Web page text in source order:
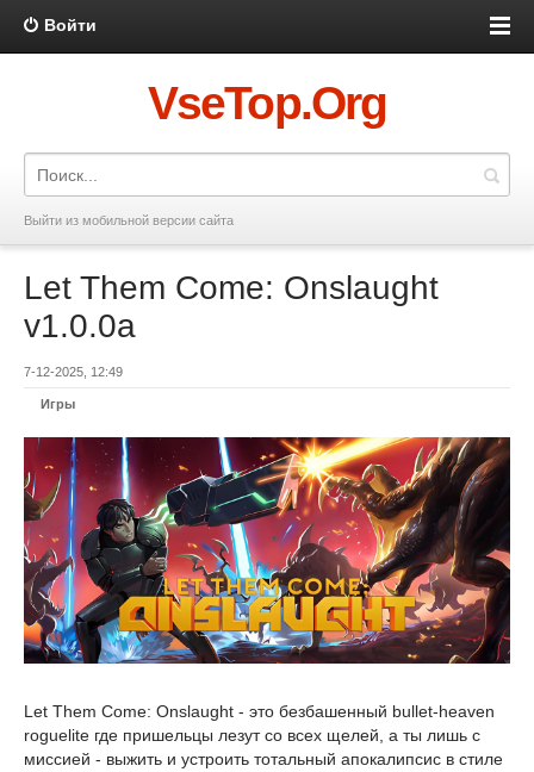
Войти
VseTop.Org
Выйти из мобильной версии сайта
Let Them Come: Onslaught
v1.0.0a
7-12-2025, 12:49
Игры
Let Them Come: Onslaught - это безбашенный bullet-heaven
roguelite где пришельцы лезут со всех щелей, а ты лишь с
миссией - выжить и устроить тотальный апокалипсис в стиле